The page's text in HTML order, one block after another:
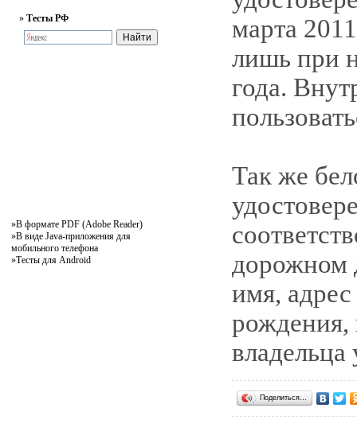
» Тесты РФ
»В формате PDF (Adobe Reader)
»В виде Java-приложения для
мобильного телефона
»Тесты для Android
марта
лишь при
года.
Так же
дорожном
имя,
рождения,
владельца
Поделиться…